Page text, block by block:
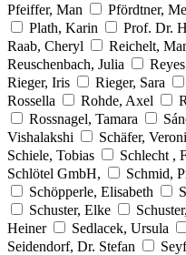
Pfeiffer, Man
Pfördtner,
Plath, Karin
Prof. Dr.
Raab, Cheryl
Reichelt,
Reuschenbach, Julia
Rieger, Iris
Rieger, Sara
Rossella
Rohde, Axel
Rossnagel, Tamara
Vishalakshi
Schäfer,
Schiele, Tobias
Schlecht ,
Schlötel GmbH,
Schmid,
Schöpperle, Elisabeth
Schuster, Elke
Heiner
Sedlacek, Ursula
Seidendorf, Dr. Stefan